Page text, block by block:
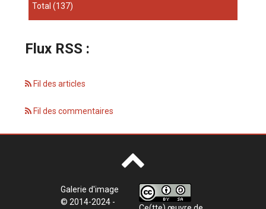
total(137)
Flux RSS :
Fil des articles
Fil des commentaires
Galerie d'image
© 2014-2024 -